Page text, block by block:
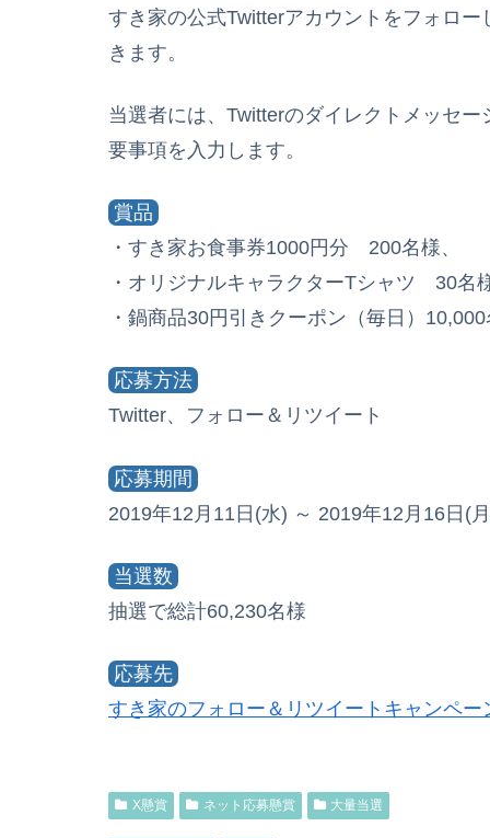
すき家の公式Twitterアカウントをフォロ
きます。
当選者には、Twitterのダイレクトメッセ
要事項を入力します。
賞品
・すき家お食事券1000円分 200名様、
・オリジナルキャラクターTシャツ 30名
・鍋商品30円引きクーポン（毎日）
応募方法
Twitter、フォロー＆リツイート
応募期間
2019年12月11日(水) ～ 2019年12月16日(
当選数
抽選で総計60,230名様
応募先
すき家のフォロー＆リツイートキャンペー
X懸賞 ネット応募懸賞 大量当選